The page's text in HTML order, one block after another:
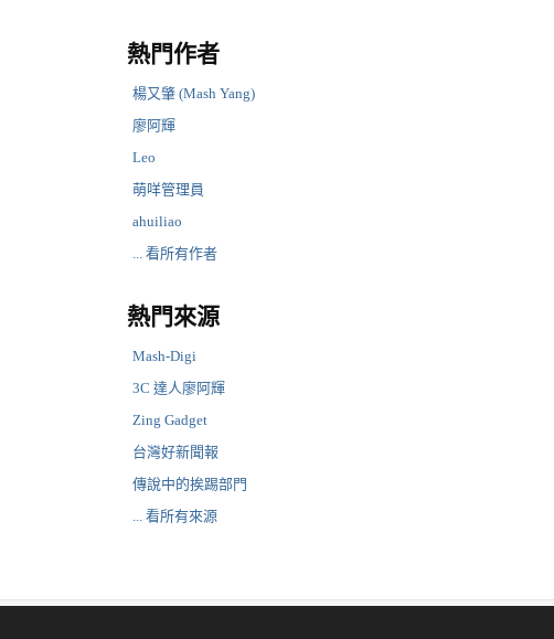
熱門作者
楊又肇 (Mash Yang)
廖阿輝
Leo
萌咩管理員
ahuiliao
... 看所有作者
熱門來源
Mash-Digi
3C 達人廖阿輝
Zing Gadget
台灣好新聞報
傳說中的挨踢部門
... 看所有來源